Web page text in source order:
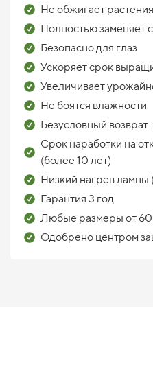
Не обжигает растения
Полностью заменяет
Безопасно для глаз
Ускоряет срок
Увеличивает
Не боятся влажности
Безусловный возврат
Срок наработки на
(более 10 лет)
Низкий нагрев лампы
Гарантия 3 год
Любые размеры от
Одобрено центром